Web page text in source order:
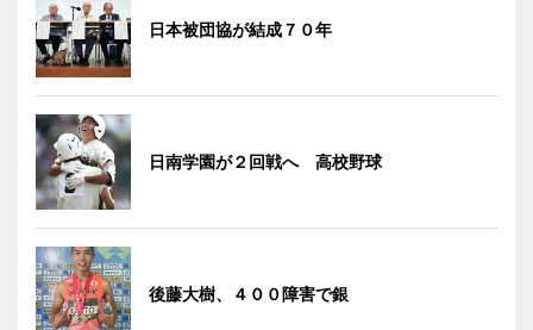
日本被団協が結成７０年
日南学園が２回戦へ 高校野球
後藤大樹、４００障害で銀